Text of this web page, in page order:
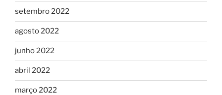
setembro 2022
agosto 2022
junho 2022
abril 2022
março 2022